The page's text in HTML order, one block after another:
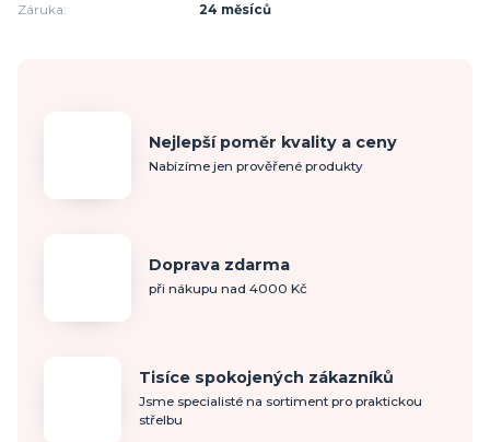
Záruka:
24 měsíců
Nejlepší poměr kvality a ceny
Nabízíme jen prověřené produkty
Doprava zdarma
při nákupu nad 4000 Kč
Tisíce spokojených zákazníků
Jsme specialisté na sortiment pro praktickou
střelbu